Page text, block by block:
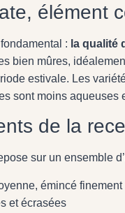
élément
: la qualité
bien mûres,
estivale. Les
sont moins aqueuses
de la
sur un ensemble
émincé finement
et écrasées